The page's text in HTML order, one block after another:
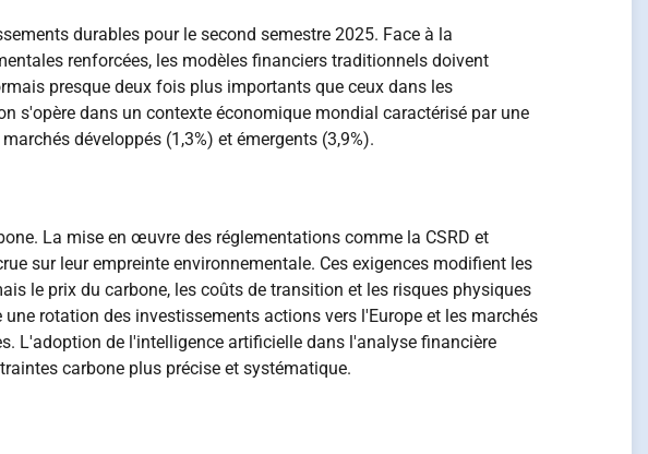
durables pour le second semestre 2025. Face à la
renforcées, les modèles financiers traditionnels doivent
presque deux fois plus importants que ceux dans les
s'opère dans un contexte économique mondial caractérisé par une
développés (1,3%) et émergents (3,9%).
La mise en œuvre des réglementations comme la CSRD et
sur leur empreinte environnementale. Ces exigences modifient les
le prix du carbone, les coûts de transition et les risques physiques
rotation des investissements actions vers l'Europe et les marchés
L'adoption de l'intelligence artificielle dans l'analyse financière
carbone plus précise et systématique.